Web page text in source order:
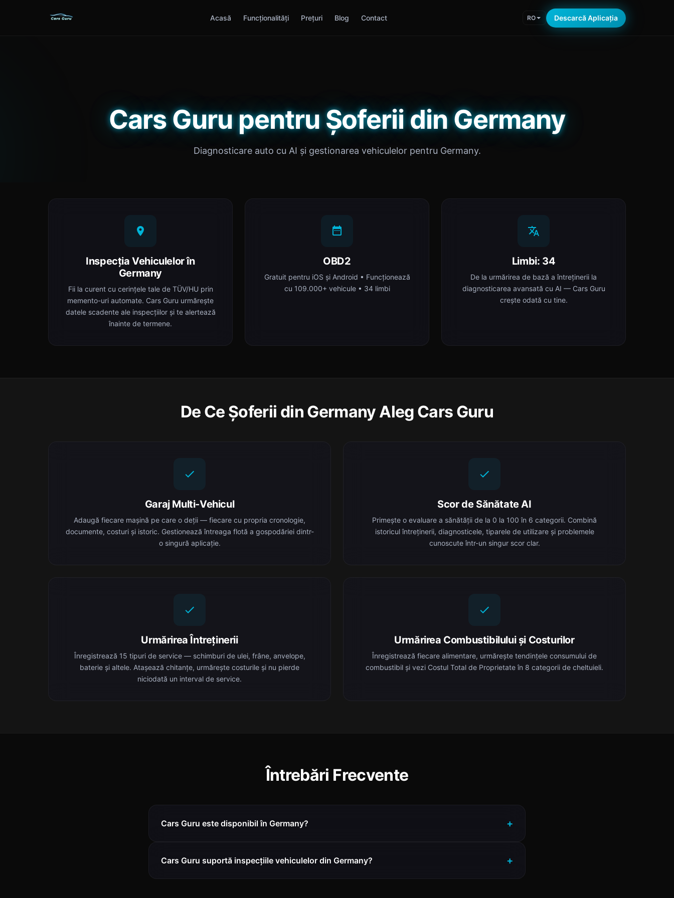
Acasă Funcționalități Prețuri Blog Contact RO Descarcă Aplicația
Cars Guru pentru Șoferii din Germany
Diagnosticare auto cu AI și gestionarea vehiculelor pentru Germany.
Inspecția Vehiculelor în
Germany
Fii la curent cu cerințele tale de TÜV/HU prin
memento-uri automate. Cars Guru urmărește
datele scadente ale inspecțiilor și te alertează
înainte de termene.
OBD2
Gratuit pentru iOS și Android • Funcționează
cu 109.000+ vehicule • 34 limbi
Limbi: 34
De la urmărirea de bază a întreținerii la
diagnosticarea avansată cu AI — Cars Guru
crește odată cu tine.
De Ce Șoferii din Germany Aleg Cars Guru
Garaj Multi-Vehicul
Adaugă fiecare mașină pe care o deții — fiecare cu propria cronologie,
documente, costuri și istoric. Gestionează întreaga flotă a gospodăriei dintr-
o singură aplicație.
Scor de Sănătate AI
Primește o evaluare a sănătății de la 0 la 100 în 6 categorii. Combină
istoricul întreținerii, diagnosticele, tiparele de utilizare și problemele
cunoscute într-un singur scor clar.
Urmărirea Întreținerii
Înregistrează 15 tipuri de service — schimburi de ulei, frâne, anvelope,
baterie și altele. Atașează chitanțe, urmărește costurile și nu pierde
niciodată un interval de service.
Urmărirea Combustibilului și Costurilor
Înregistrează fiecare alimentare, urmărește tendințele consumului de
combustibil și vezi Costul Total de Proprietate în 8 categorii de cheltuieli.
Întrebări Frecvente
Cars Guru este disponibil în Germany?
Cars Guru suportă inspecțiile vehiculelor din Germany?